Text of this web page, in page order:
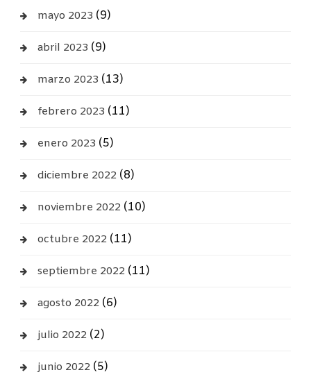
mayo 2023 (9)
abril 2023 (9)
marzo 2023 (13)
febrero 2023 (11)
enero 2023 (5)
diciembre 2022 (8)
noviembre 2022 (10)
octubre 2022 (11)
septiembre 2022 (11)
agosto 2022 (6)
julio 2022 (2)
junio 2022 (5)